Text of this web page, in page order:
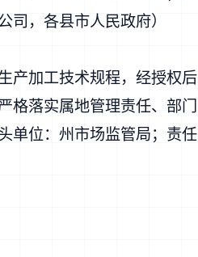
，各县市人民政府）
产加工技术规程，经授权后
格落实属地管理责任、部门
单位：州市场监管局；责任